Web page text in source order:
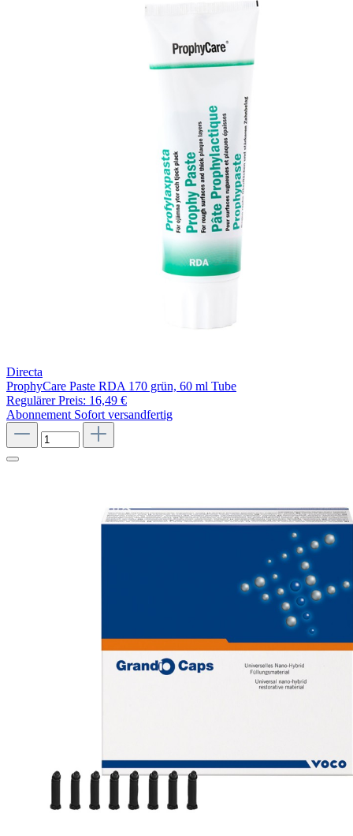
Directa
ProphyCare Paste RDA 170 grün, 60 ml Tube
Regulärer Preis: 16,49 €
Abonnement Sofort versandfertig